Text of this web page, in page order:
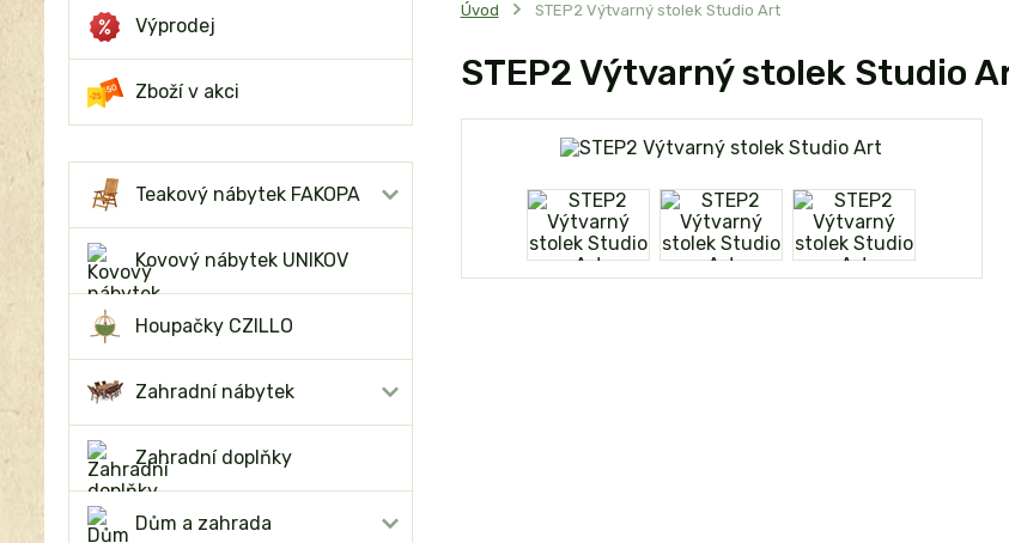
Výprodej
Zboží v akci
Teakový nábytek FAKOPA
Kovový nábytek UNIKOV
Houpačky CZILLO
Zahradní nábytek
Zahradní doplňky
Dům a zahrada
Úvod STEP2 Výtvarný stolek Studio Art
STEP2 Výtvarný stolek Studio